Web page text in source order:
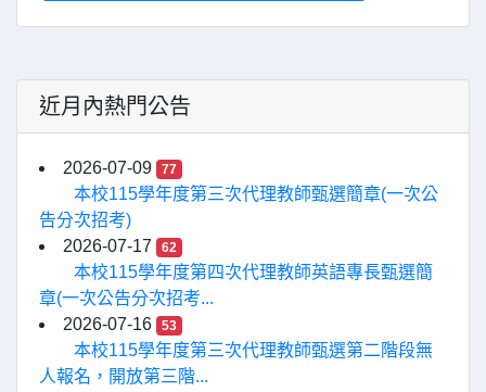
近月內熱門公告
2026-07-09 77
本校115學年度第三次代理教師甄選簡章(一次公
告分次招考)
2026-07-17
62
本校115學年度第四次代理教師英語專長甄選簡
章(一次公告分次招考...
2026-07-16
53
本校115學年度第三次代理教師甄選第二階段無
人報名，開放第三階...